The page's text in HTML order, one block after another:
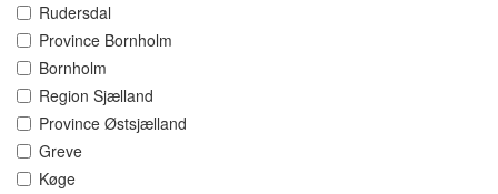
Rudersdal
Province Bornholm
Bornholm
Region Sjælland
Province Østsjælland
Greve
Køge